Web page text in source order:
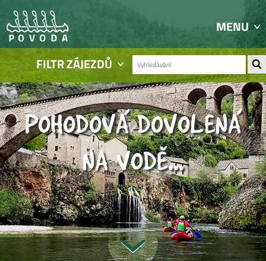
MENU
FILTR ZÁJEZDŮ
POHODOVÁ DOVOLENÁ
NA VODĚ...